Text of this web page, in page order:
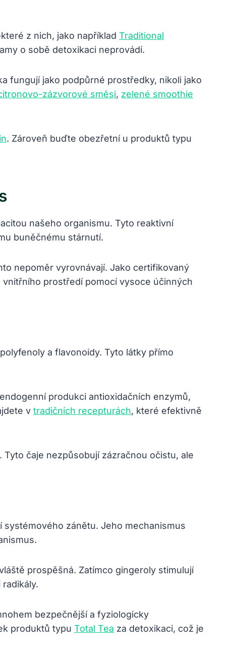
z nich, jako například Traditional
o sobě detoxikaci neprovádí.
fungují jako podpůrné prostředky, nikoli jako
zázvorové směsi, zelené smoothie
. Zároveň buďte obezřetní u produktů typu
našeho organismu. Tyto reaktivní
buněčnému stárnutí.
nepoměr vyrovnávají. Jako certifikovaný
prostředí pomocí vysoce účinných
a flavonoidy. Tyto látky přímo
produkci antioxidačních enzymů,
v tradičních recepturách, které efektivně
. Tyto čaje nezpůsobují zázračnou očistu, ale
zánětu. Jeho mechanismus
prospěšná. Zatímco gingeroly stimulují
bezpečnější a fyziologicky
produktů typu Total Tea za detoxikaci, což je